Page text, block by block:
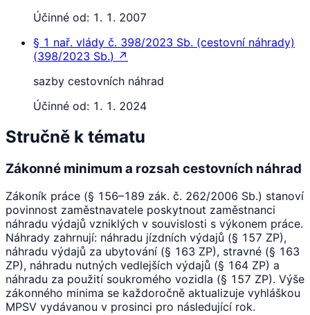
Účinné od: 1. 1. 2007
§ 1 nař. vlády č. 398/2023 Sb. (cestovní náhrady)
(398/2023 Sb.) ↗
sazby cestovních náhrad
Účinné od: 1. 1. 2024
Stručně k tématu
Zákonné minimum a rozsah cestovních náhrad
Zákoník práce (§ 156–189 zák. č. 262/2006 Sb.) stanoví
povinnost zaměstnavatele poskytnout zaměstnanci
náhradu výdajů vzniklých v souvislosti s výkonem práce.
Náhrady zahrnují: náhradu jízdních výdajů (§ 157 ZP),
náhradu výdajů za ubytování (§ 163 ZP), stravné (§ 163
ZP), náhradu nutných vedlejších výdajů (§ 164 ZP) a
náhradu za použití soukromého vozidla (§ 157 ZP). Výše
zákonného minima se každoročně aktualizuje vyhláškou
MPSV vydávanou v prosinci pro následující rok.